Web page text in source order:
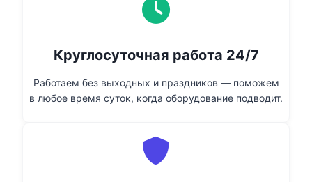
Круглосуточная работа 24/7
Работаем без выходных и праздников — поможем
в любое время суток, когда оборудование подводит.